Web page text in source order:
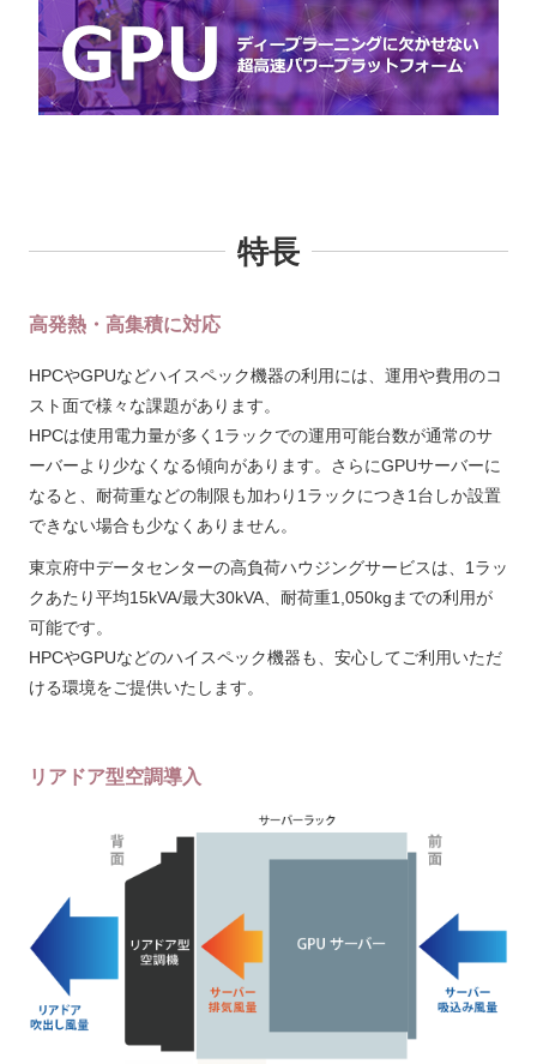
特長
高発熱・高集積に対応
HPCやGPUなどハイスペック機器の利用には、運用や費用のコ
スト面で様々な課題があります。
HPCは使用電力量が多く1ラックでの運用可能台数が通常のサ
ーバーより少なくなる傾向があります。さらにGPUサーバーに
なると、耐荷重などの制限も加わり1ラックにつき1台しか設置
できない場合も少なくありません。
東京府中データセンターの高負荷ハウジングサービスは、1ラッ
クあたり平均15kVA/最大30kVA、耐荷重1,050kgまでの利用が
可能です。
HPCやGPUなどのハイスペック機器も、安心してご利用いただ
ける環境をご提供いたします。
リアドア型空調導入